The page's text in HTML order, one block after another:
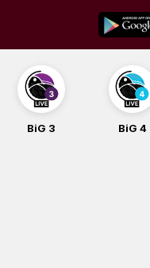
content
BiG 3 BiG 4